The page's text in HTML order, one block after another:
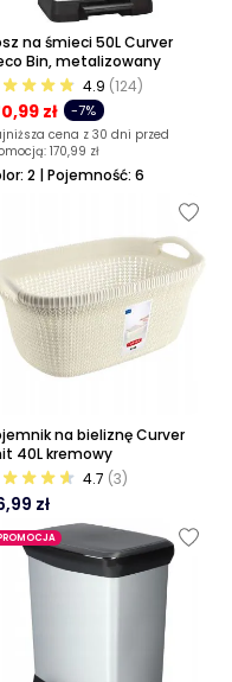
na śmieci 50L Curver
Bin, metalizowany
4.9 (124)
zł -7%
cena z 30 dni przed
170,99 zł
2 | Pojemność: 6
na bieliznę Curver
40L kremowy
4.7 (3)
zł